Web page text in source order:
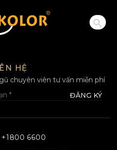
HỆ
chuyên viên tư vấn miễn phí
ĐĂNG KÝ
+1800 6600